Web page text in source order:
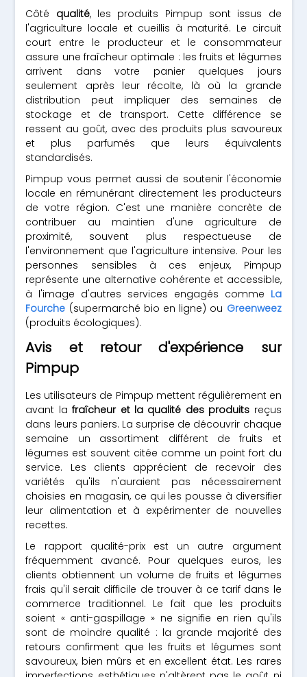
Côté qualité, les produits Pimpup sont issus de
l'agriculture locale et cueillis à maturité. Le circuit
court entre le producteur et le consommateur
assure une fraîcheur optimale : les fruits et légumes
arrivent dans votre panier quelques jours
seulement après leur récolte, là où la grande
distribution peut impliquer des semaines de
stockage et de transport. Cette différence se
ressent au goût, avec des produits plus savoureux
et plus parfumés que leurs équivalents
standardisés.
Pimpup vous permet aussi de soutenir l'économie
locale en rémunérant directement les producteurs
de votre région. C'est une manière concrète de
contribuer au maintien d'une agriculture de
proximité, souvent plus respectueuse de
l'environnement que l'agriculture intensive. Pour les
personnes sensibles à ces enjeux, Pimpup
représente une alternative cohérente et accessible,
à l'image d'autres services engagés comme La
Fourche (supermarché bio en ligne) ou Greenweez
(produits écologiques).
Avis et retour d'expérience sur
Pimpup
Les utilisateurs de Pimpup mettent régulièrement en
avant lafraîcheur et la qualité des produits reçus
dans leurs paniers. La surprise de découvrir chaque
semaine un assortiment différent de fruits et
légumes est souvent citée comme un point fort du
service. Les clients apprécient de recevoir des
variétés qu'ils n'auraient pas nécessairement
choisies en magasin, ce qui les pousse à diversifier
leur alimentation et à expérimenter de nouvelles
recettes.
Le rapport qualité-prix est un autre argument
fréquemment avancé. Pour quelques euros, les
clients obtiennent un volume de fruits et légumes
frais qu'il serait difficile de trouver à ce tarif dans le
commerce traditionnel. Le fait que les produits
soient « anti-gaspillage » ne signifie en rien qu'ils
sont de moindre qualité : la grande majorité des
retours confirment que les fruits et légumes sont
savoureux, bien mûrs et en excellent état. Les rares